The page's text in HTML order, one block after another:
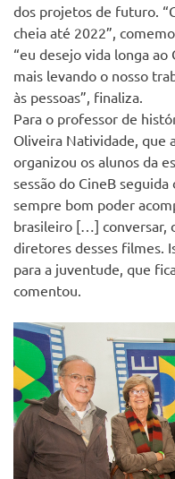
dos projetos de futuro.
cheia até 2022”,
“eu desejo vida longa
mais levando o nosso
às pessoas”, finaliza.
Para o professor de
Oliveira Natividade, que
organizou os alunos da
sessão do CineB
sempre bom poder
brasileiro […] conversar,
diretores desses filmes.
para a juventude, que
comentou.